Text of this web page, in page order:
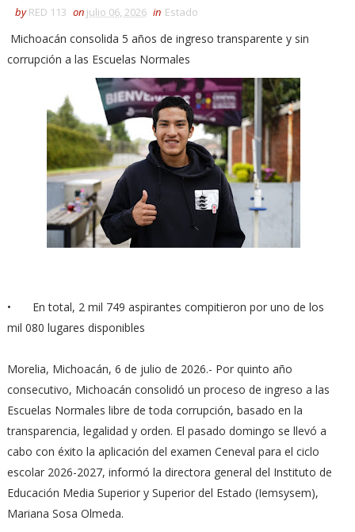
by RED 113 on julio 06, 2026 in Estado
Michoacán consolida 5 años de ingreso transparente y sin
corrupción a las Escuelas Normales
•
En total, 2 mil 749 aspirantes compitieron por uno de los
mil 080 lugares disponibles
Morelia, Michoacán, 6 de julio de 2026.- Por quinto año
consecutivo, Michoacán consolidó un proceso de ingreso a las
Escuelas Normales libre de toda corrupción, basado en la
transparencia, legalidad y orden. El pasado domingo se llevó a
cabo con éxito la aplicación del examen Ceneval para el ciclo
escolar 2026-2027, informó la directora general del Instituto de
Educación Media Superior y Superior del Estado (Iemsysem),
Mariana Sosa Olmeda.